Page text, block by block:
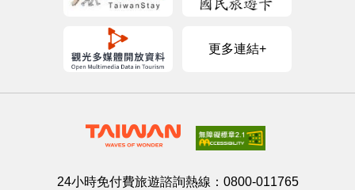
更多連結+
24小時免付費旅遊諮詢熱線： 0800-011765